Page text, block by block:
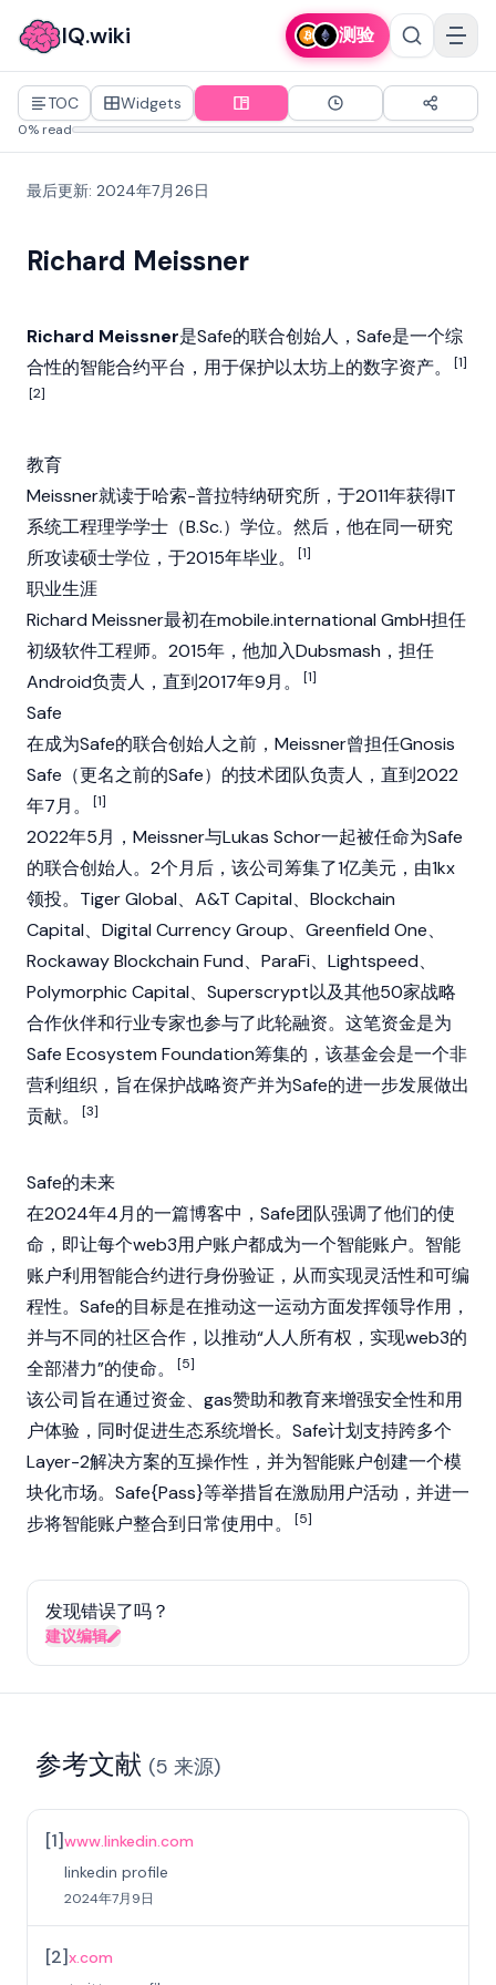
IQ.wiki 测验
TOC Widgets
0% read
最后更新: 2024年7月26日
Richard Meissner
Richard Meissner是Safe的联合创始人，Safe是一个综
合性的智能合约平台，用于保护以太坊上的数字资产。
[1]
[2]
教育
Meissner就读于哈索-普拉特纳研究所，于2011年获得IT
系统工程理学学士（B.Sc.）学位。然后，他在同一研究
所攻读硕士学位，于2015年毕业。
[1]
职业生涯
Richard Meissner最初在mobile.international GmbH担任
初级软件工程师。2015年，他加入Dubsmash，担任
Android负责人，直到2017年9月。
[1]
Safe
在成为Safe的联合创始人之前，Meissner曾担任Gnosis
Safe（更名之前的Safe）的技术团队负责人，直到2022
年7月。
[1]
2022年5月，Meissner与Lukas Schor一起被任命为Safe
的联合创始人。2个月后，该公司筹集了1亿美元，由1kx
领投。Tiger Global、A&T Capital、Blockchain
Capital、 Digital Currency Group、Greenfield One、
Rockaway Blockchain Fund、 ParaFi、Lightspeed、
Polymorphic Capital、Superscrypt以及其他50家战略
合作伙伴和行业专家也参与了此轮融资。这笔资金是为
Safe Ecosystem Foundation筹集的，该基金会是一个非
营利组织，旨在保护战略资产并为Safe的进一步发展做出
贡献。
[3]
Safe的未来
在2024年4月的一篇博客中，Safe团队强调了他们的使
命，即让每个web3用户账户都成为一个智能账户。智能
账户利用智能合约进行身份验证，从而实现灵活性和可编
程性。Safe的目标是在推动这一运动方面发挥领导作用，
并与不同的社区合作，以推动“人人所有权，实现web3的
全部潜力”的使命。
[5]
该公司旨在通过资金、gas赞助和教育来增强安全性和用
户体验，同时促进生态系统增长。Safe计划支持跨多个
Layer-2解决方案的互操作性，并为智能账户创建一个模
块化市场。Safe{Pass}等举措旨在激励用户活动，并进一
步将智能账户整合到日常使用中。
[5]
发现错误了吗？
建议编辑
参考文献 (5 来源)
[1]www.linkedin.com
linkedin profile
2024年7月9日
[2]x.com